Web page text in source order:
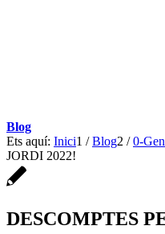
Blog
Ets aquí: Inici1 / Blog2 / 0-
JORDI 2022!
DESCOMPTES